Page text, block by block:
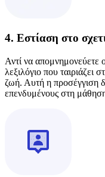
4. Εστίαση στο
Αντί να απομνημονεύετε
λεξιλόγιο που ταιριάζει
ζωή. Αυτή η προσέγγιση
επενδυμένους στη